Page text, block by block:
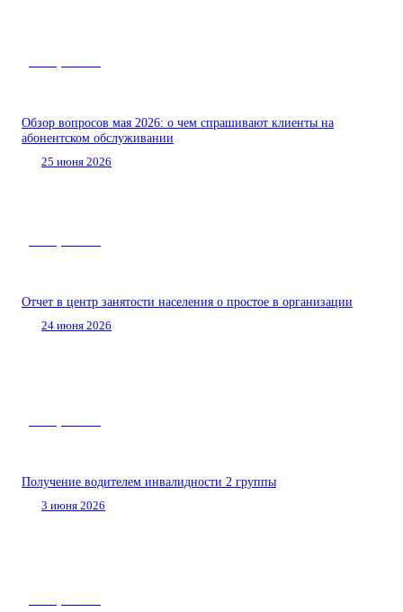
Обзор вопросов мая 2026: о чем спрашивают клиенты на
абонентском обслуживании
25 июня 2026
Отчет в центр занятости населения о простое в организации
24 июня 2026
Получение водителем инвалидности 2 группы
3 июня 2026